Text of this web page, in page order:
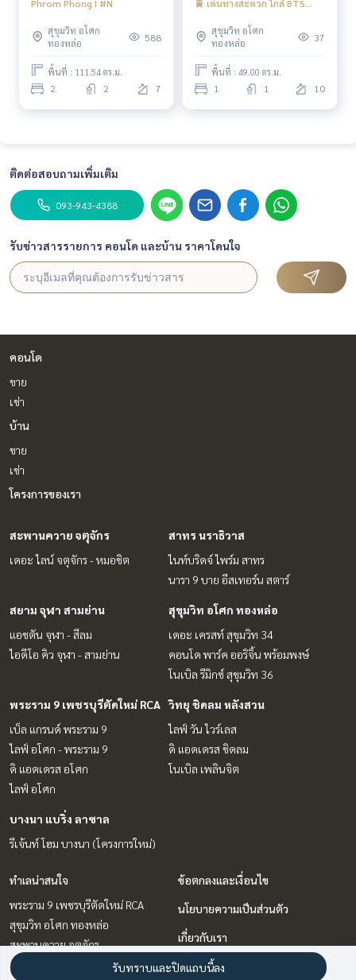
Phrom Phong I #N
สุขุมวิท อโศก
ทองหล่อ
588
พื้นที่ : 111.54 ตร.ม.
2 2 7
🚆 เดินทางสะดวก ใกล้ BTS
สุขุมวิท อโศก
ทองหล่อ
37
พื้นที่ : 49.00 ตร.ม.
1 1 10
ติดต่อสอบถามเพิ่มเติม
093-943-4388
รับข่าวสารรายการ คอนโด และบ้าน ราคาโดนใจ
คอนโด
ขาย
เช่า
บ้าน
ขาย
เช่า
โครงการของเรา
สะพานควาย จตุจักร
เดอะ ไลน์ จตุจักร - หมอชิต
สาทร นราธิวาส
ไนท์บริดจ์ ไพร์ม สาทร
นารา 9 บาย อีสเทอร์น สตาร์
สยาม จุฬา สามย่าน
แอชตัน จุฬา - สีลม
ไอดีโอ คิว จุฬา - สามย่าน
สุขุมวิท อโศก ทองหล่อ
เดอะ เครสท์ สุขุมวิท 34
คอนโด พาร์ค ออริจิ้น พร้อมพงษ์
โนเบิล รีมิกซ์ สุขุมวิท 36
พระราม 9 เพชรบุรีตัดใหม่ RCA
เบ็ล แกรนด์ พระราม 9
ไลฟ์ อโศก - พระราม 9
ดิ แอดเดรส อโศก
ไลฟ์ อโศก
วิทยุ ชิดลม หลังสวน
ไลฟ์ วัน ไวร์เลส
ดิ แอดเดรส ชิดลม
โนเบิล เพลินจิต
บางนา แบริ่ง ลาซาล
รีเจ้นท์ โฮม บางนา (โครงการใหม่)
ทำเลน่าสนใจ
พระราม 9 เพชรบุรีตัดใหม่ RCA
สุขุมวิท อโศก ทองหล่อ
สะพานควาย จตุจักร
สยาม จุฬา สามย่าน
ข้อตกลงและเงื่อนไข
นโยบายความเป็นส่วนตัว
เกี่ยวกับเรา
วิธีการฝากขาย-เช่า
รับทราบและปิดแถบนี้ลง